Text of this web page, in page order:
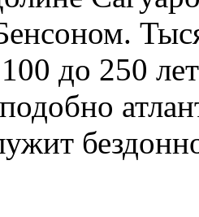
100 до 250